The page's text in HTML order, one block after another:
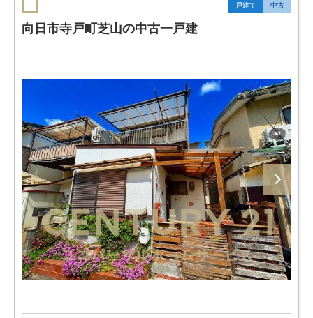
戸建て 中古
向日市寺戸町芝山の中古一戸建